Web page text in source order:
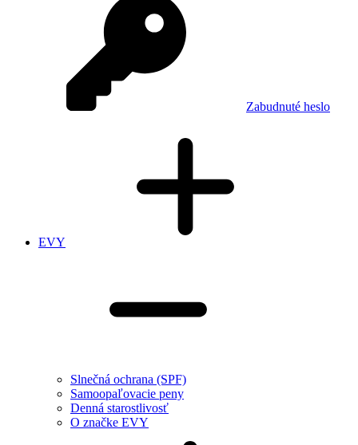
Zabudnuté heslo
EVY
Slnečná ochrana (SPF)
Samoopaľovacie peny
Denná starostlivosť
O značke EVY